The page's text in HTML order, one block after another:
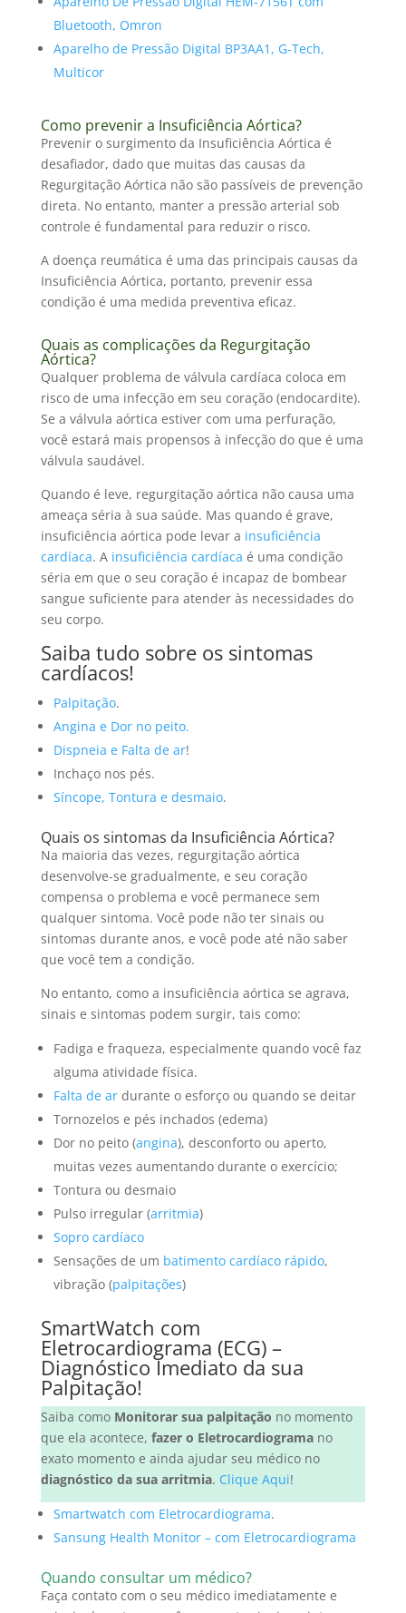
Bluetooth, Omron
Aparelho de Pressão Digital BP3AA1, G-Tech,
Multicor
Como prevenir a Insuficiência Aórtica?
Prevenir o surgimento da Insuficiência Aórtica é
desafiador, dado que muitas das causas da
Regurgitação Aórtica não são passíveis de prevenção
direta. No entanto, manter a pressão arterial sob
controle é fundamental para reduzir o risco.
A doença reumática é uma das principais causas da
Insuficiência Aórtica, portanto, prevenir essa
condição é uma medida preventiva eficaz.
Quais as complicações da Regurgitação
Aórtica?
Qualquer problema de válvula cardíaca coloca em
risco de uma infecção em seu coração (endocardite).
Se a válvula aórtica estiver com uma perfuração,
você estará mais propensos à infecção do que é uma
válvula saudável.
Quando é leve, regurgitação aórtica não causa uma
ameaça séria à sua saúde. Mas quando é grave,
insuficiência aórtica pode levar a insuficiência
cardíaca. A insuficiência cardíaca é uma condição
séria em que o seu coração é incapaz de bombear
sangue suficiente para atender às necessidades do
seu corpo.
Saiba tudo sobre os sintomas
cardíacos!
Palpitação.
Angina e Dor no peito.
Dispneia e Falta de ar!
Inchaço nos pés.
Síncope, Tontura e desmaio.
Quais os sintomas da Insuficiência Aórtica?
Na maioria das vezes, regurgitação aórtica
desenvolve-se gradualmente, e seu coração
compensa o problema e você permanece sem
qualquer sintoma. Você pode não ter sinais ou
sintomas durante anos, e você pode até não saber
que você tem a condição.
No entanto, como a insuficiência aórtica se agrava,
sinais e sintomas podem surgir, tais como:
Fadiga e fraqueza, especialmente quando você faz
alguma atividade física.
Falta de ardurante o esforço ou quando se deitar
Tornozelos e pés inchados (edema)
Dor no peito (angina), desconforto ou aperto,
muitas vezes aumentando durante o exercício;
Tontura ou desmaio
Pulso irregular (arritmia)
Sopro cardíaco
Sensações de um batimento cardíaco rápido,
vibração (palpitações)
SmartWatch com
Eletrocardiograma (ECG) –
Diagnóstico Imediato da sua
Palpitação!
Saiba como Monitorar sua palpitação no momento
que ela acontece, fazer o Eletrocardiogramano
exato momento e ainda ajudar seu médico no
diagnóstico da sua arritmia. Clique Aqui!
Smartwatch com Eletrocardiograma.
Sansung Health Monitor – com Eletrocardiograma
Quando consultar um médico?
Faça contato com o seu médico imediatamente e